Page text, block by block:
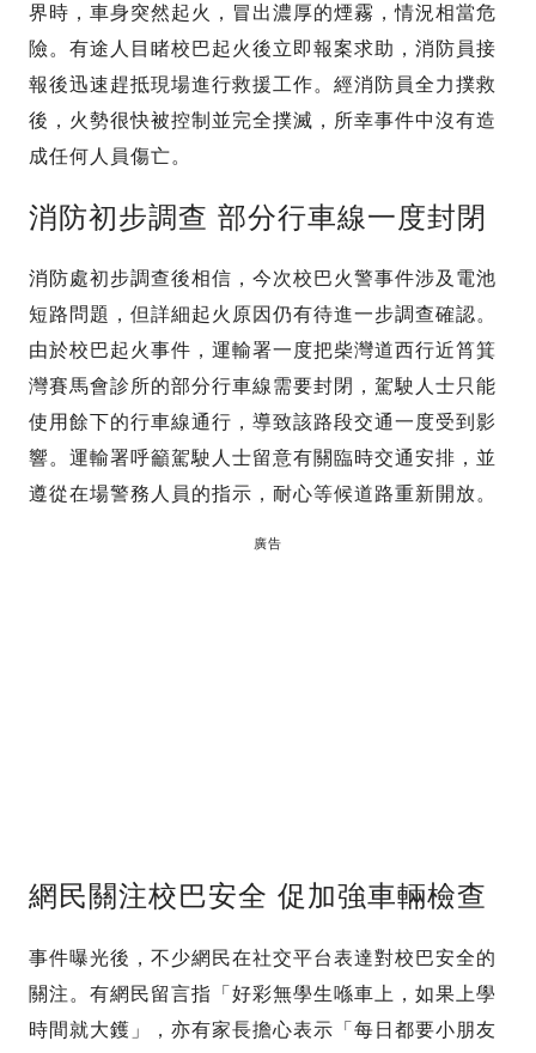
界時，車身突然起火，冒出濃厚的煙霧，情況相當危
險。有途人目睹校巴起火後立即報案求助，消防員接
報後迅速趕抵現場進行救援工作。經消防員全力撲救
後，火勢很快被控制並完全撲滅，所幸事件中沒有造
成任何人員傷亡。
消防初步調查 部分行車線一度封閉
消防處初步調查後相信，今次校巴火警事件涉及電池
短路問題，但詳細起火原因仍有待進一步調查確認。
由於校巴起火事件，運輸署一度把柴灣道西行近筲箕
灣賽馬會診所的部分行車線需要封閉，駕駛人士只能
使用餘下的行車線通行，導致該路段交通一度受到影
響。運輸署呼籲駕駛人士留意有關臨時交通安排，並
遵從在場警務人員的指示，耐心等候道路重新開放。
廣告
網民關注校巴安全 促加強車輛檢查
事件曝光後，不少網民在社交平台表達對校巴安全的
關注。有網民留言指「好彩無學生喺車上，如果上學
時間就大鑊」，亦有家長擔心表示「每日都要小朋友